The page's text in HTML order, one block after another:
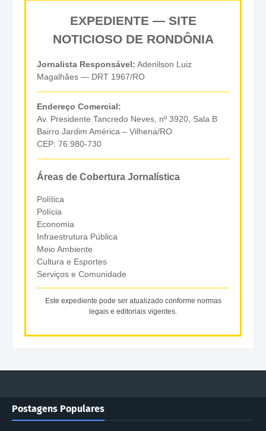
EXPEDIENTE — SITE
NOTICIOSO DE RONDÔNIA
Jornalista Responsável: Adenilson Luiz
Magalhães — DRT 1967/RO
Endereço Comercial:
Av. Presidente Tancredo Neves, nº 3920, Sala B
Bairro Jardim América – Vilhena/RO
CEP: 76.980-730
Áreas de Cobertura Jornalística
Política
Polícia
Economia
Infraestrutura Pública
Meio Ambiente
Cultura e Esportes
Serviços e Comunidade
Este expediente pode ser atualizado conforme normas
legais e editoriais vigentes.
Postagens Populares